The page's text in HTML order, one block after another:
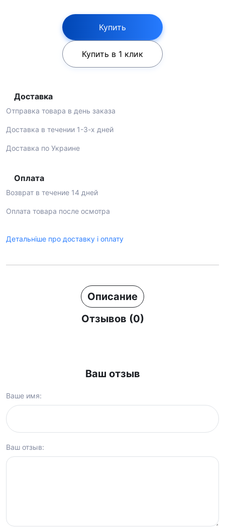
Купить
Купить в 1 клик
Доставка
Отправка товара в день заказа
Доставка в течении 1-3-х дней
Доставка по Украине
Оплата
Возврат в течение 14 дней
Оплата товара после осмотра
Детальніше про доставку і оплату
Описание
Отзывов (0)
Ваш отзыв
Ваше имя:
Ваш отзыв: